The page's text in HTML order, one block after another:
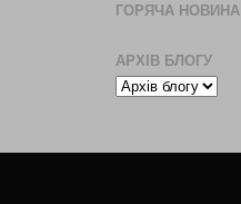
ГОРЯЧА НОВИНА
АРХІВ БЛОГУ